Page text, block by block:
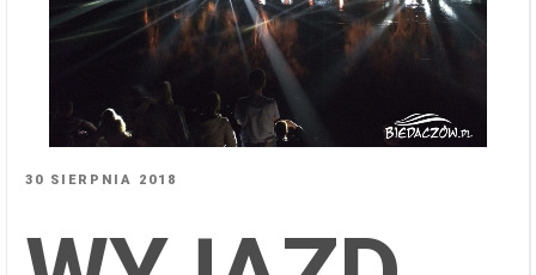
OPUBLIKOWANE
30 SIERPNIA 2018